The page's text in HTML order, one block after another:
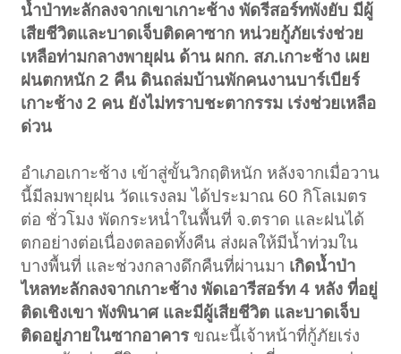
น้ำป่าทะลักลงจากเขาเกาะช้าง พัดรีสอร์ทพังยับ มีผู้
เสียชีวิตและบาดเจ็บติดคาซาก หน่วยกู้ภัยเร่งช่วย
เหลือท่ามกลางพายุฝน ด้าน ผกก. สภ.เกาะช้าง เผย
ฝนตกหนัก 2 คืน ดินถล่มบ้านพักคนงานบาร์เบียร์
เกาะช้าง 2 คน ยังไม่ทราบชะตากรรม เร่งช่วยเหลือ
ด่วน
อำเภอเกาะช้าง เข้าสู่ขั้นวิกฤติหนัก หลังจากเมื่อวาน
นี้มีลมพายุฝน วัดแรงลม ได้ประมาณ 60 กิโลเมตร
ต่อ ชั่วโมง พัดกระหน่ำในพื้นที่ จ.ตราด และฝนได้
ตกอย่างต่อเนื่องตลอดทั้งคืน ส่งผลให้มีน้ำท่วมใน
บางพื้นที่ และช่วงกลางดึกคืนที่ผ่านมา เกิดน้ำป่า
ไหลทะลักลงจากเกาะช้าง พัดเอารีสอร์ท 4 หลัง ที่อยู่
ติดเชิงเขา พังพินาศ และมีผู้เสียชีวิต และบาดเจ็บ
ติดอยู่ภายในซากอาคารขณะนี้เจ้าหน้าที่กู้ภัยเร่ง